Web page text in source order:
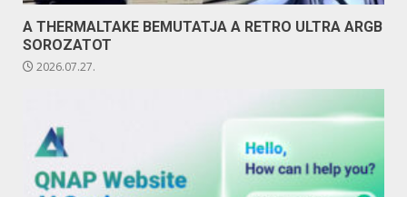
A THERMALTAKE BEMUTATJA A RETRO ULTRA ARGB
SOROZATOT
2026.07.27.